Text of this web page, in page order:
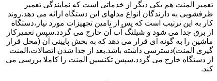
تعمیر المنت هم یکی دیگر از خدماتی است که نمایندگی تعمیر
ظرفشویی به دارندگان انواع مدلهای این دستگاه ارائه می دهد.روند
کار به این ترتیب است که پس از تامین تجهیزات مورد نیاز،دستگاه
از برق جدا می شود و شیلنگ آب آن خارج می گردد.سپس تعمیرکار
ماشین را به گونه ای قرار می دهد که به بخش پایینی آن (محل قرار
گیری المنت)دسترسی داشته باشد.بعد از جدا شدن اتصالات،المنت
از دستگاه خارج می گردد.سپس تکنسین المنت را کاملا بررسی می
کند.